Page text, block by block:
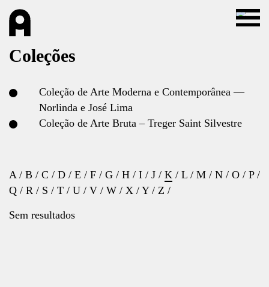
Coleções
Coleção de Arte Moderna e Contemporânea —
Norlinda e José Lima
Coleção de Arte Bruta – Treger Saint Silvestre
A/ B / C / D / E / F / G / H / I / J / K / L / M / N / O / P/
Q / R / S / T / U / V / W / X / Y/ Z /
Sem resultados